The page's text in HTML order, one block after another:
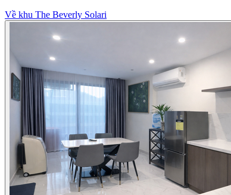
Về khu The Beverly Solari